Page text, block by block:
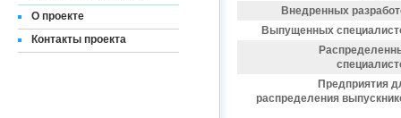
О проекте
Контакты проекта
Внедренных
Выпущенных
Предприятия
распределения